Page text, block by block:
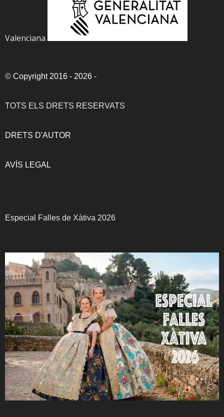
Valenciana
© Copyright 2016 - 2026 -
TOTS ELS DRETS RESERVATS
DRETS D'AUTOR
AVÍS LEGAL
Especial Falles de Xàtiva 2026